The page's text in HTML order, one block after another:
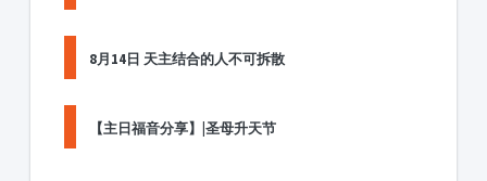
8月14日 天主结合的人不可拆散
【主日福音分享】|圣母升天节